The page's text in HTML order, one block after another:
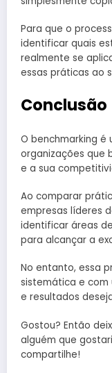
Para que o
identificar quais
realmente se
essas práticas ao
Conclusão
O benchmarking
organizações que
e a sua
Ao comparar
empresas líderes
identificar áreas
para alcançar a
No entanto, essa
sistemática e com
e resultados
Gostou? Então
alguém que
compartilhe!
Crescimento